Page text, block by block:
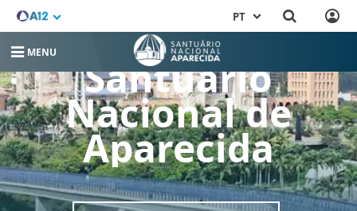
PT
MENU
Santuário
Nacional de
Aparecida